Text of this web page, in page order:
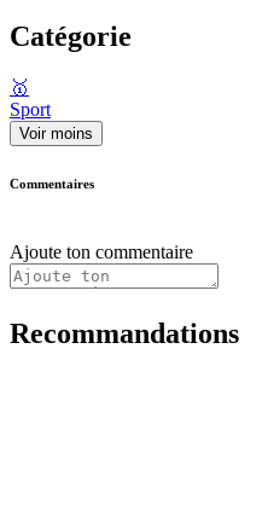
Catégorie
🥇
Sport
Voir moins
Commentaires
Ajoute ton commentaire
Recommandations